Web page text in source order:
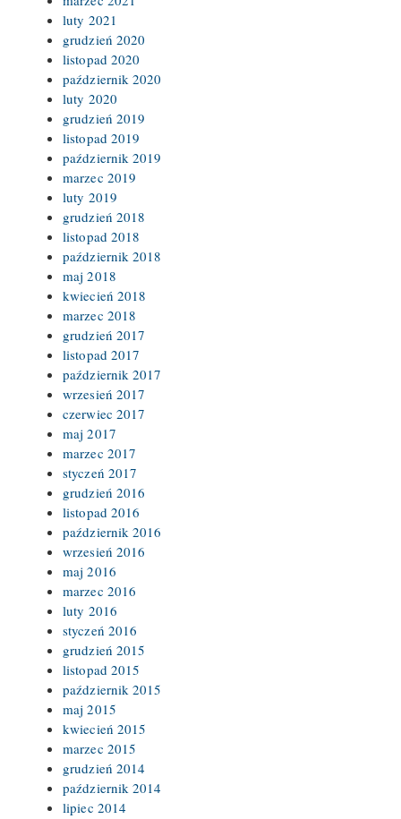
luty 2021
grudzień 2020
listopad 2020
październik 2020
luty 2020
grudzień 2019
listopad 2019
październik 2019
marzec 2019
luty 2019
grudzień 2018
listopad 2018
październik 2018
maj 2018
kwiecień 2018
marzec 2018
grudzień 2017
listopad 2017
październik 2017
wrzesień 2017
czerwiec 2017
maj 2017
marzec 2017
styczeń 2017
grudzień 2016
listopad 2016
październik 2016
wrzesień 2016
maj 2016
marzec 2016
luty 2016
styczeń 2016
grudzień 2015
listopad 2015
październik 2015
maj 2015
kwiecień 2015
marzec 2015
grudzień 2014
październik 2014
lipiec 2014